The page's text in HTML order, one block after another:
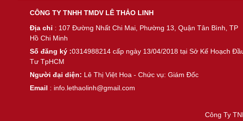
CÔNG TY TNHH TMDV LÊ THẢO LINH
Địa chỉ : 107 Đường Nhất Chi Mai, Phường 13, Quận Tân Bình, TP
Hồ Chi Minh
Số đăng ký :0314988214 cấp ngày 13/04/2018 tại Sở Kế Hoạch
Tư TpHCM
Người đại diện: Lê Thị Việt Hoa - Chức vụ: Giám Đốc
Email : info.lethaolinh@gmail.com
Công Ty